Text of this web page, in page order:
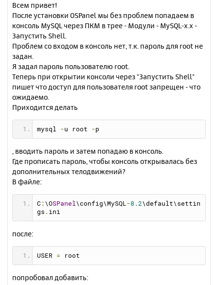
о
б
щ
е
н
е
Всем привет!
После установки OSPanel мы без проблем попадаем в
консоль MySQL через ПКМ в трее - Модули - MySQL-x.x -
Запустить Shell.
Проблем со входом в консоль нет, т.к. пароль для root не
задан.
Я задал пароль пользователю root.
Теперь при открытии консоли через "Запустить Shell"
пишет что доступ для пользователя root запрещен - что
ожидаемо.
Приходится делать
mysql -u root -p
, вводить пароль и затем попадаю в консоль.
Где прописать пароль, чтобы консоль открывалась без
дополнительных телодвижений?
В файле:
C : \OSPanel\config\MySQL-8.2\default\settin
gs . ini
после:
USER = root
попробовал добавить: